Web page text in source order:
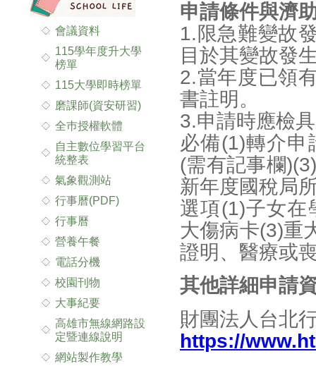
會議資料
115學年度升大學
榜單
115大學即時榜單
磨課師(資安研習)
全巿授權軟體
自主數位學習平台
統整表
氣象觀測站
行事曆(PDF)
行事曆
營養午餐
電話分機
校園刊物
大事紀要
高雄市無線網路設
定暨連線說明
網站製作教學
申請條件與濟
1.限急難變故
目於其變故發
2.當年度已領
書註明。
3.申請時應檢
必備(1)轉介申
(需有記事欄
新年度國稅局
選項(1)子女在
大傷病卡(3)重
證明、醫療或
其他詳細申請
財團法人台北
https://